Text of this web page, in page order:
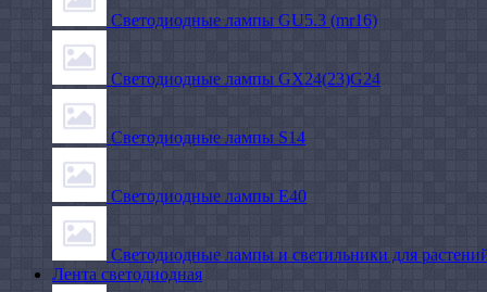
Светодиодные лампы GU5.3 (mr16)
Светодиодные лампы GX24(23)G24
Светодиодные лампы S14
Светодиодные лампы Е40
Светодиодные лампы и светильники для
Лента светодиодная